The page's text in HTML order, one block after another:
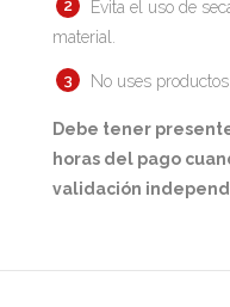
Evita el uso de
material.
No uses
Debe tener
horas del pago
validación